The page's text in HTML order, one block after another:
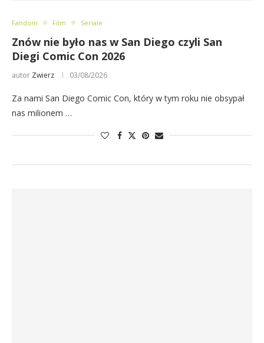
Fandom Film Seriale
Znów nie było nas w San Diego czyli San
Diegi Comic Con 2026
autor Zwierz 03/08/2026
Za nami San Diego Comic Con, który w tym roku nie obsypał
nas milionem …